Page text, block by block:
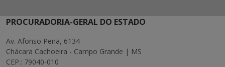
PROCURADORIA-GERAL DO ESTADO
Av. Afonso Pena, 6134
Chácara Cachoeira - Campo Grande | MS
CEP.: 79040-010